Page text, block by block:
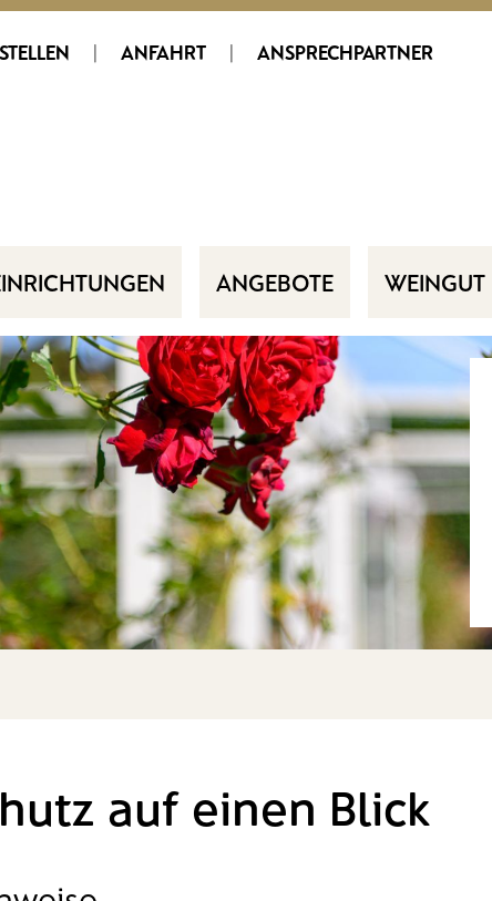
| ANFAHRT | ANSPRECHPARTNER
ANGEBOTE WEINGUT
auf einen Blick